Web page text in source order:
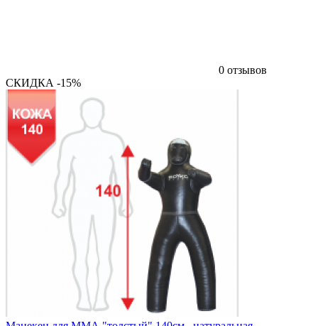
0 отзывов
СКИДКА -15%